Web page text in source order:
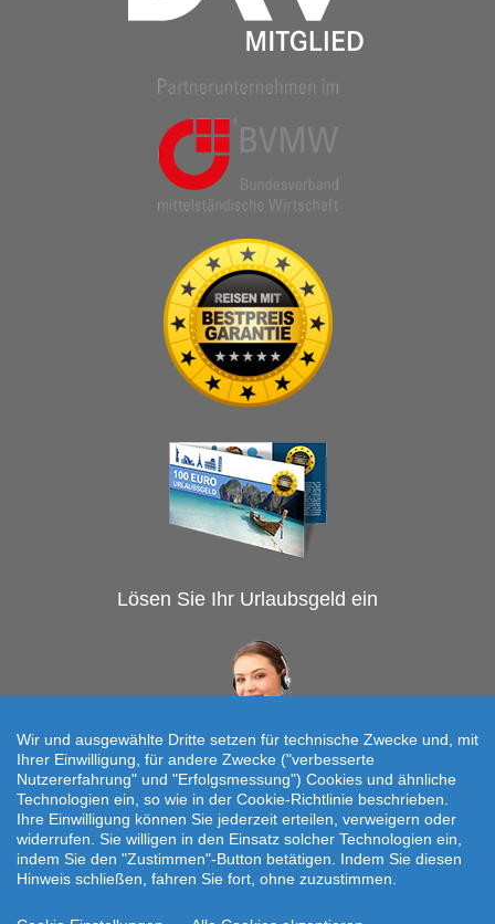
Lösen Sie Ihr Urlaubsgeld ein
Individuelle Reiseanfrage!
Travelcheck © 2026
Startseite|AGB|Kontakt|Impressum
|Datenschutz
Wir und ausgewählte Dritte setzen für technische Zwecke und, mit
Ihrer Einwilligung, für andere Zwecke ("verbesserte
Nutzererfahrung" und "Erfolgsmessung") Cookies und ähnliche
Technologien ein, so wie in der Cookie-Richtlinie beschrieben.
Ihre Einwilligung können Sie jederzeit erteilen, verweigern oder
widerrufen. Sie willigen in den Einsatz solcher Technologien ein,
indem Sie den "Zustimmen"-Button betätigen. Indem Sie diesen
Hinweis schließen, fahren Sie fort, ohne zuzustimmen.